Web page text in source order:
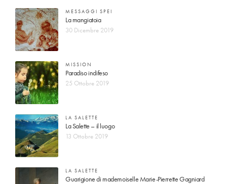
MESSAGGI SPEI
La mangiatoia
30 Dicembre 2019
MISSION
Paradiso indifeso
25 Ottobre 2019
LA SALETTE
La Salette – il luogo
13 Ottobre 2019
LA SALETTE
Guarigione di mademoiselle Marie-Pierrette Gagniard